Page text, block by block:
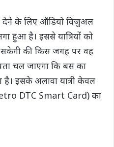
देने के लिए ऑडियो विजुअल
हुआ है। इससे यात्रियों को
की किस जगह पर वह
चल जाएगा कि बस का
इसके अलावा यात्री केवल
DTC Smart Card) का